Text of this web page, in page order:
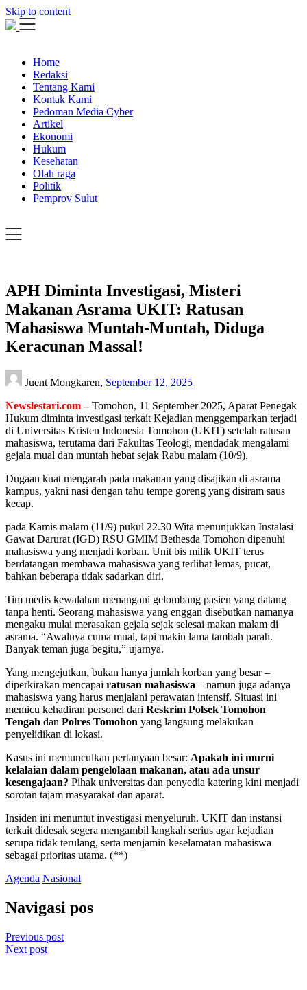
Skip to content
Home
Redaksi
Tentang Kami
Kontak Kami
Pedoman Media Cyber
Artikel
Ekonomi
Hukum
Kesehatan
Olah raga
Politik
Pemprov Sulut
APH Diminta Investigasi, Misteri
Makanan Asrama UKIT: Ratusan
Mahasiswa Muntah-Muntah, Diduga
Keracunan Massal!
Juent Mongkaren, September 12, 2025
Newslestari.com–Tomohon, 11 September 2025, Aparat Penegak
Hukum diminta investigasi terkait Kejadian menggemparkan terjadi
di Universitas Kristen Indonesia Tomohon (UKIT) setelah ratusan
mahasiswa, terutama dari Fakultas Teologi, mendadak mengalami
gejala mual dan muntah hebat sejak Rabu malam (10/9).
Dugaan kuat mengarah pada makanan yang disajikan di asrama
kampus, yakni nasi dengan tahu tempe goreng yang disiram saus
kecap.
pada Kamis malam (11/9) pukul 22.30 Wita menunjukkan Instalasi
Gawat Darurat (IGD) RSU GMIM Bethesda Tomohon dipenuhi
mahasiswa yang menjadi korban. Unit bis milik UKIT terus
berdatangan membawa mahasiswa yang terlihat lemas, pucat,
bahkan beberapa tidak sadarkan diri.
Tim medis kewalahan menangani gelombang pasien yang datang
tanpa henti. Seorang mahasiswa yang enggan disebutkan namanya
mengaku mulai merasakan gejala sejak selesai makan malam di
asrama. “Awalnya cuma mual, tapi makin lama tambah parah.
Banyak teman juga begitu,” ujarnya.
Yang mengejutkan, bukan hanya jumlah korban yang besar –
diperkirakan mencapai ratusan mahasiswa – namun juga adanya
mahasiswa yang harus menjalani perawatan intensif. Situasi ini
memicu kehadiran personel dari Reskrim Polsek Tomohon
Tengah dan Polres Tomohon yang langsung melakukan
penyelidikan di lokasi.
Kasus ini memunculkan pertanyaan besar: Apakah ini murni
kelalaian dalam pengelolaan makanan, atau ada unsur
kesengajaan? Pihak universitas dan penyedia katering kini menjadi
sorotan tajam masyarakat dan aparat.
Insiden ini menuntut investigasi menyeluruh. UKIT dan instansi
terkait didesak segera mengambil langkah serius agar kejadian
serupa tidak terulang, serta menjamin keselamatan mahasiswa
sebagai prioritas utama. (**)
Agenda Nasional
Navigasi pos
Previous post
Next post